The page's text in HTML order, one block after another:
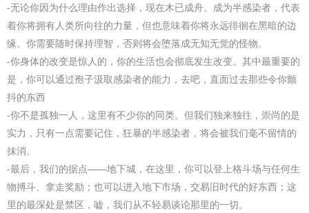
-无论你因为什么理由作出选择，现在木已成舟。成为半感染者，代表
着你将拥有人类所向往的力量，但也意味着你将永远徘徊在黑暗的边
缘。你需要随时保持理智，否则将会堕落成无知无觉的怪物。
-你身体的改变是惊人的，你的生活也会彻底发生改变。其中最重要的
是，你可以通过孢子汲取感染者的能力，去吧，直面过去那些令你颤
抖的东西
-你不是孤独一人，这里有不少你的同类。但我们独来独往，崇尚的是
实力，只有一点需要记住，狂暴的半感染者，将会被我们毫不留情的
抹消。
-最后，我们的据点——地下城，在这里，你可以登上格斗场与任何生
物搏斗、拿走奖励；也可以进入地下市场，交易旧时代的好东西；这
里的最深处是禁区，嘘，我们从不轻易谈论那里的一切。